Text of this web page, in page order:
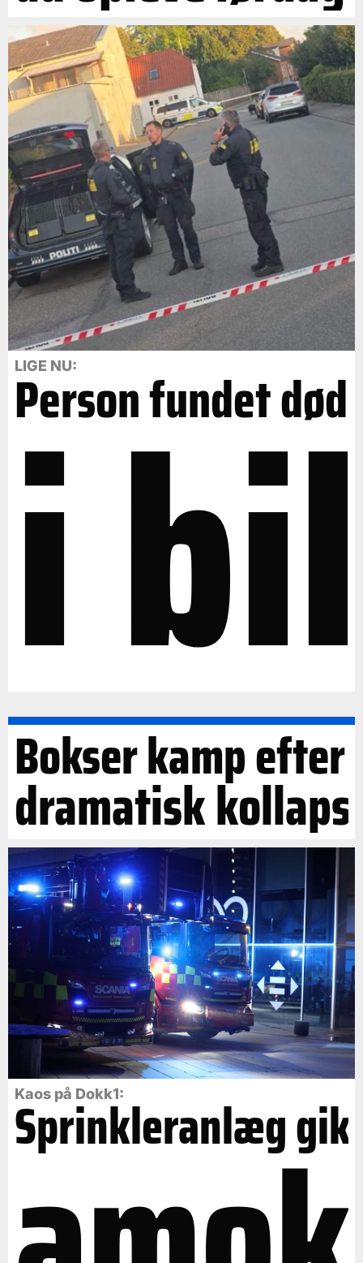
LIGE NU:
Person fundet død
i bil
Bokser kamp efter
dramatisk kollaps
Kaos på Dokk1:
Sprinkleranlæg gik